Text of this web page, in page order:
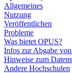
Allgemeines
Nutzung
Veröffentlichen
Probleme
Was bietet OPUS?
Infos zur Abgabe
Hinweise zum
Andere Hochschulen